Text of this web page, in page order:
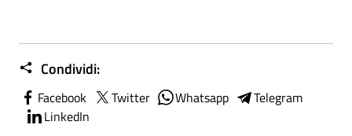
Condividi:
Facebook Twitter Whatsapp
Telegram
LinkedIn